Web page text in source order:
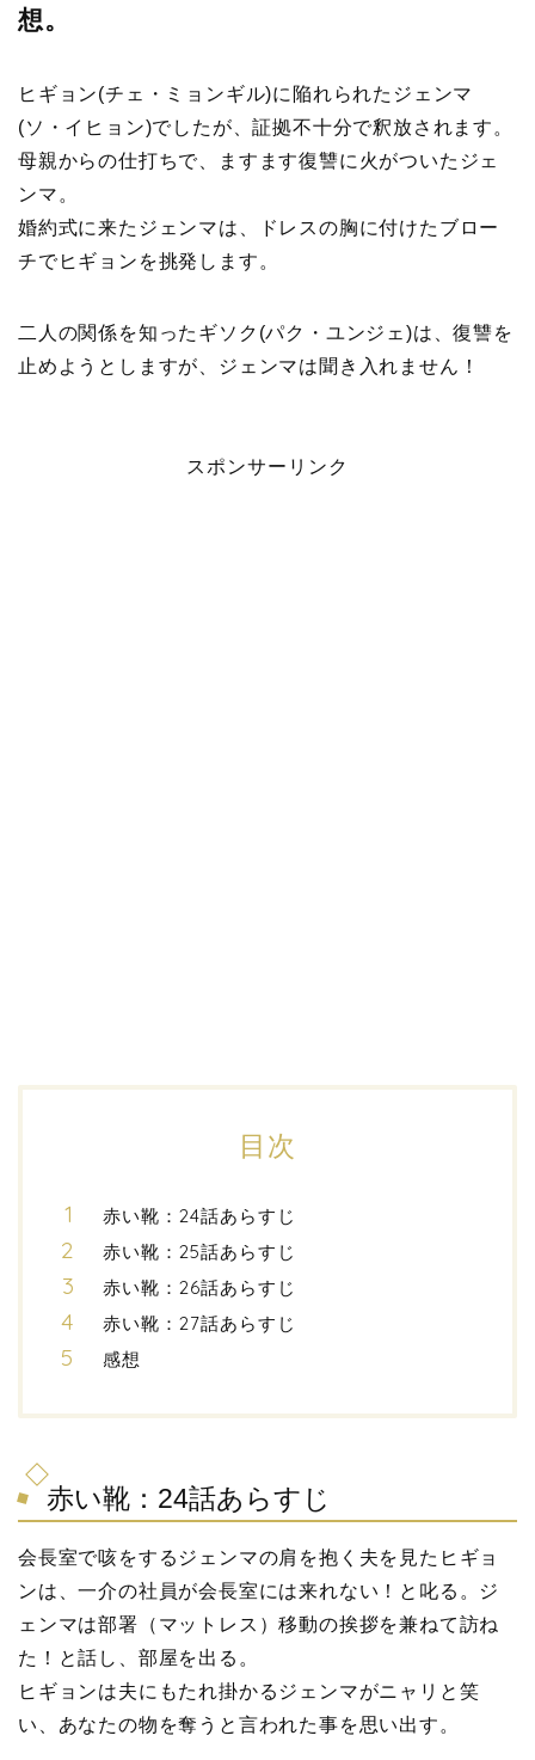
想。
ヒギョン(チェ・ミョンギル)に陥れられたジェンマ
(ソ・イヒョン)でしたが、証拠不十分で釈放されます。
母親からの仕打ちで、ますます復讐に火がついたジェ
ンマ。
婚約式に来たジェンマは、ドレスの胸に付けたブロー
チでヒギョンを挑発します。
二人の関係を知ったギソク(パク・ユンジェ)は、復讐を
止めようとしますが、ジェンマは聞き入れません！
スポンサーリンク
目次
赤い靴：24話あらすじ
赤い靴：25話あらすじ
赤い靴：26話あらすじ
赤い靴：27話あらすじ
感想
赤い靴：24話あらすじ
会長室で咳をするジェンマの肩を抱く夫を見たヒギョ
ンは、一介の社員が会長室には来れない！と叱る。ジ
ェンマは部署（マットレス）移動の挨拶を兼ねて訪ね
た！と話し、部屋を出る。
ヒギョンは夫にもたれ掛かるジェンマがニャリと笑
い、あなたの物を奪うと言われた事を思い出す。